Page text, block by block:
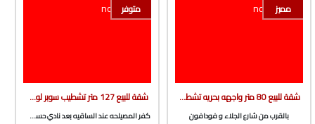
مميز
شقة للبيع 80 متر واجهه بحريه تشطيب سوبر لوكس دور أول علوى ف مساكن التعاونيات و بالقرب من فودافون من شركة الوسيط العقارية بشبين الكوم
بالقرب من شارع الجلاء و فودافون
متوفر
شقة للبيع 127 متر تشطيب سوبر لوكس ف برج بأسانسير ع الرئيسي مباشرة و كامله المرافق بكفر المصيلحه من الوسيط العقارية بشبين الكوم
كفر المصيلحه عند الساقيه بعد نادي حسني مبارك و المدرسه الصينيه